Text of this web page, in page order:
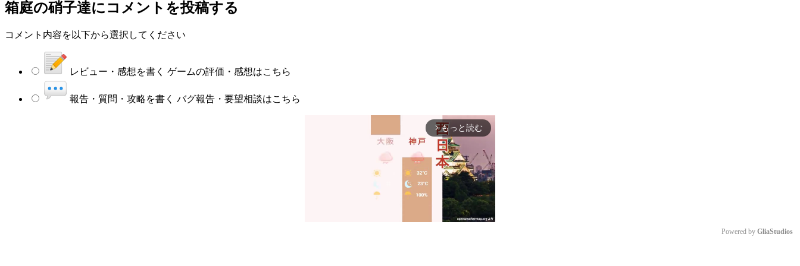
箱庭の硝子達にコメントを投稿する
コメント内容を以下から選択してください
レビュー・感想を書く ゲームの評価・感想はこちら
報告・質問・攻略を書く バグ報告・要望相談はこちら
arrow_forward_ios もっと読む
Powered by GliaStudios